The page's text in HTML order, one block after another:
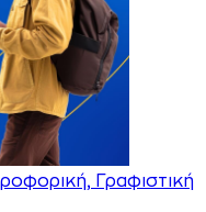
Γραφιστική